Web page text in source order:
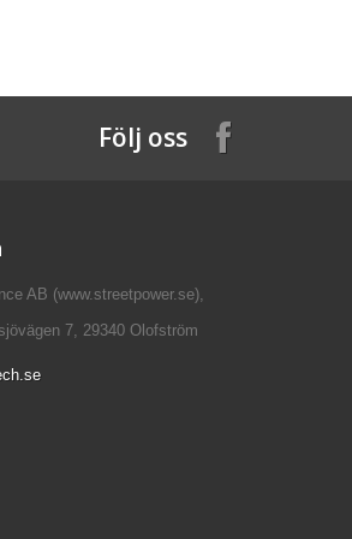
Följ oss
AB (www.streetpower.se),
7, 29340 Olofström